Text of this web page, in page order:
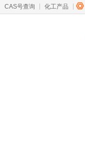
CAS号查询 化工产品